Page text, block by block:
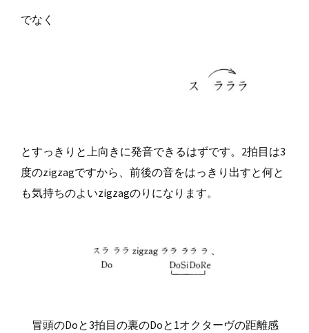
でなく
とすっきりと上向きに発音できるはずです。2拍目は3
度のzigzagですから、前後の音をはっきり出すと何と
も気持ちのよいzigzagのりになります。
冒頭のDoと3拍目の裏のDoと1オクターヴの距離感